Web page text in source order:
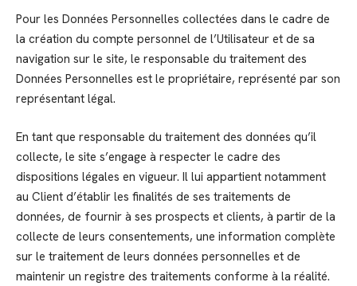
Pour les Données Personnelles collectées dans le cadre de
la création du compte personnel de l’Utilisateur et de sa
navigation sur le site, le responsable du traitement des
Données Personnelles est le propriétaire, représenté par son
représentant légal.
En tant que responsable du traitement des données qu’il
collecte, le site s’engage à respecter le cadre des
dispositions légales en vigueur. Il lui appartient notamment
au Client d’établir les finalités de ses traitements de
données, de fournir à ses prospects et clients, à partir de la
collecte de leurs consentements, une information complète
sur le traitement de leurs données personnelles et de
maintenir un registre des traitements conforme à la réalité.